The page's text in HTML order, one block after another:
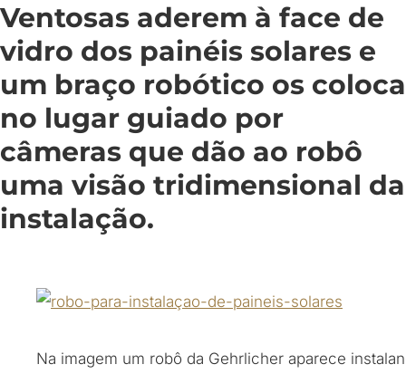
Ventosas aderem à face de
vidro dos painéis solares e
um braço robótico os coloca
no lugar guiado por
câmeras que dão ao robô
uma visão tridimensional da
instalação.
Na imagem um robô da Gehrlicher aparece